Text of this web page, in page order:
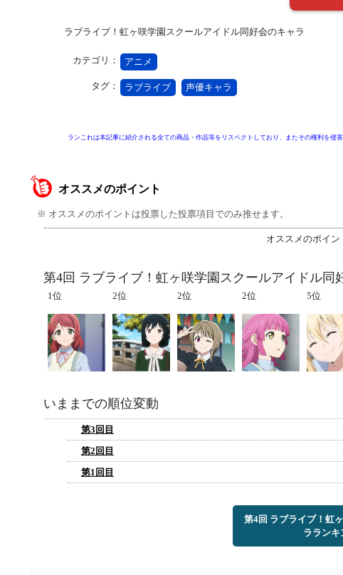
ラブライブ！虹ヶ咲学園スクールアイドル同好会のキャラ
カテゴリ： アニメ
タグ： ラブライブ 声優キャラ
ランこれは本記事に紹介される全ての商品・作品等をリスペクトしており、またその権利を侵
オススメのポイント
※ オススメのポイントは投票した投票項目でのみ推せます。
オススメのポイン
第4回 ラブライブ！虹ヶ咲学園スクールアイドル
1位 2位 2位 2位 5位
いままでの順位変動
第3回目
第2回目
第1回目
第4回 ラブライブ！虹
ラランキ